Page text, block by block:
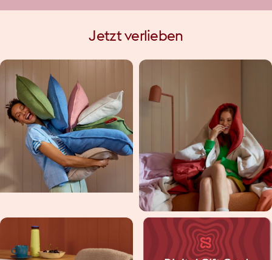
Jetzt verlieben